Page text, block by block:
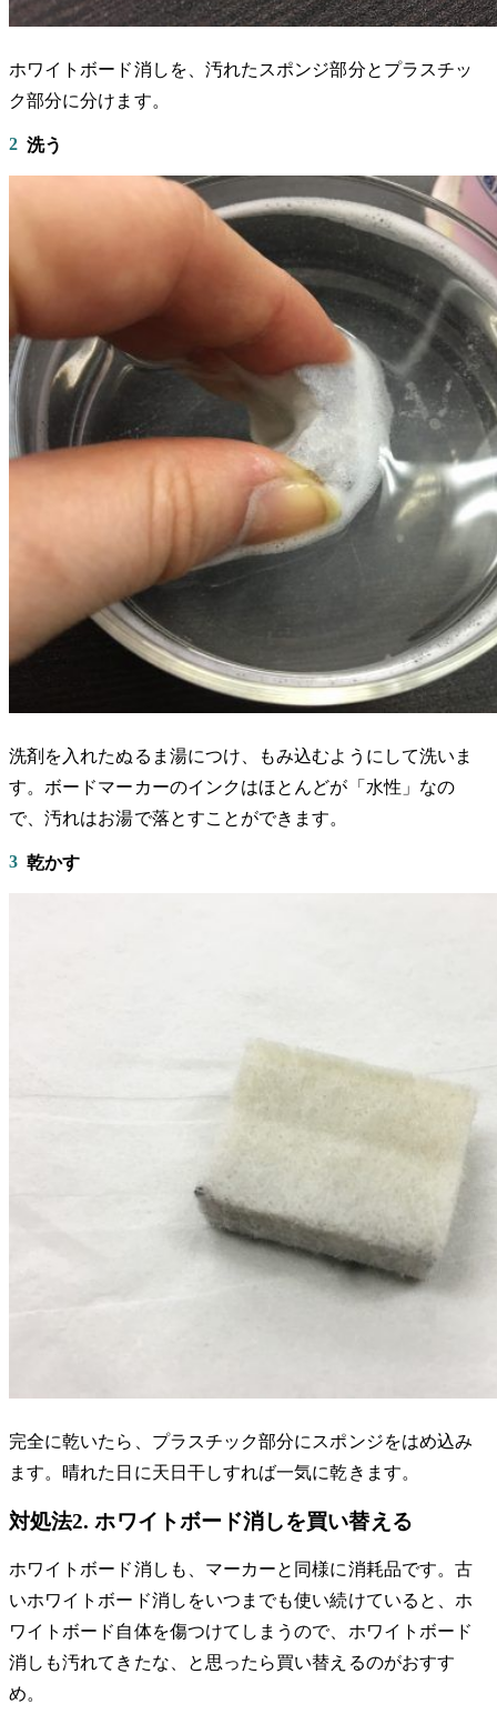
ホワイトボード消しを、汚れたスポンジ部分とプラスチッ
ク部分に分けます。
2 洗う
洗剤を入れたぬるま湯につけ、もみ込むようにして洗いま
す。ボードマーカーのインクはほとんどが「水性」なの
で、汚れはお湯で落とすことができます。
3 乾かす
完全に乾いたら、プラスチック部分にスポンジをはめ込み
ます。晴れた日に天日干しすれば一気に乾きます。
対処法2. ホワイトボード消しを買い替える
ホワイトボード消しも、マーカーと同様に消耗品です。古
いホワイトボード消しをいつまでも使い続けていると、ホ
ワイトボード自体を傷つけてしまうので、ホワイトボード
消しも汚れてきたな、と思ったら買い替えるのがおすす
め。